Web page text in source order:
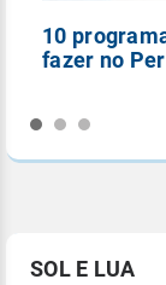
10
fazer no
SOL E LUA